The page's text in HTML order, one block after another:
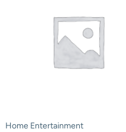
Home Entertainment